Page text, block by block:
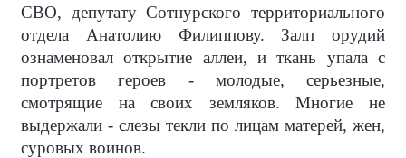
СВО, депутату Сотнурского территориального
отдела Анатолию Филиппову. Залп орудий
ознаменовал открытие аллеи, и ткань упала с
портретов героев - молодые, серьезные,
смотрящие на своих земляков. Многие не
выдержали - слезы текли по лицам матерей, жен,
суровых воинов.